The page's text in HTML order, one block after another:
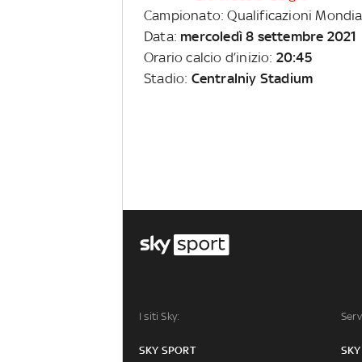
Campionato: Qualificazioni
Data: mercoledì 8 settembre 2021
Orario calcio d’inizio: 20:45
Stadio: Centralniy Stadium
I siti Sky:
SKY SPORT